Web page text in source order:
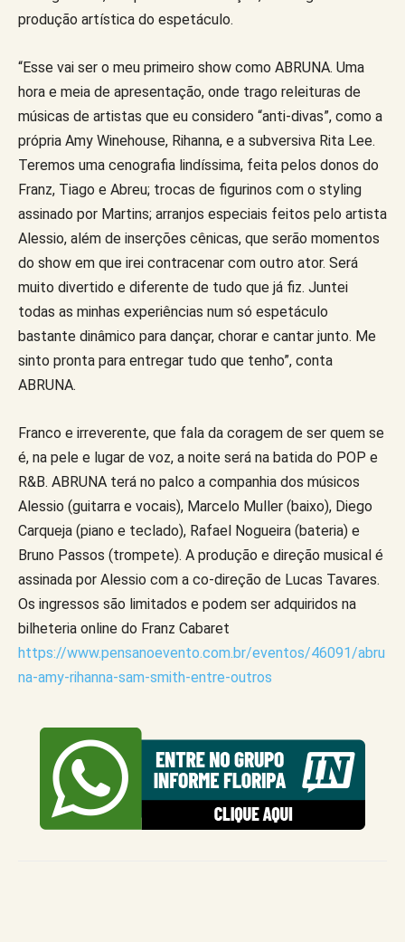
produção artística do espetáculo.
“Esse vai ser o meu primeiro show como ABRUNA. Uma
hora e meia de apresentação, onde trago releituras de
músicas de artistas que eu considero “anti-divas”, como a
própria Amy Winehouse, Rihanna, e a subversiva Rita Lee.
Teremos uma cenografia lindíssima, feita pelos donos do
Franz, Tiago e Abreu; trocas de figurinos com o styling
assinado por Martins; arranjos especiais feitos pelo artista
Alessio, além de inserções cênicas, que serão momentos
do show em que irei contracenar com outro ator. Será
muito divertido e diferente de tudo que já fiz. Juntei
todas as minhas experiências num só espetáculo
bastante dinâmico para dançar, chorar e cantar junto. Me
sinto pronta para entregar tudo que tenho”, conta
ABRUNA.
Franco e irreverente, que fala da coragem de ser quem se
é, na pele e lugar de voz, a noite será na batida do POP e
R&B. ABRUNA terá no palco a companhia dos músicos
Alessio (guitarra e vocais), Marcelo Muller (baixo), Diego
Carqueja (piano e teclado), Rafael Nogueira (bateria) e
Bruno Passos (trompete). A produção e direção musical é
assinada por Alessio com a co-direção de Lucas Tavares.
Os ingressos são limitados e podem ser adquiridos na
bilheteria online do Franz Cabaret
https://www.pensanoevento.com.br/eventos/46091/abru
na-amy-rihanna-sam-smith-entre-outros